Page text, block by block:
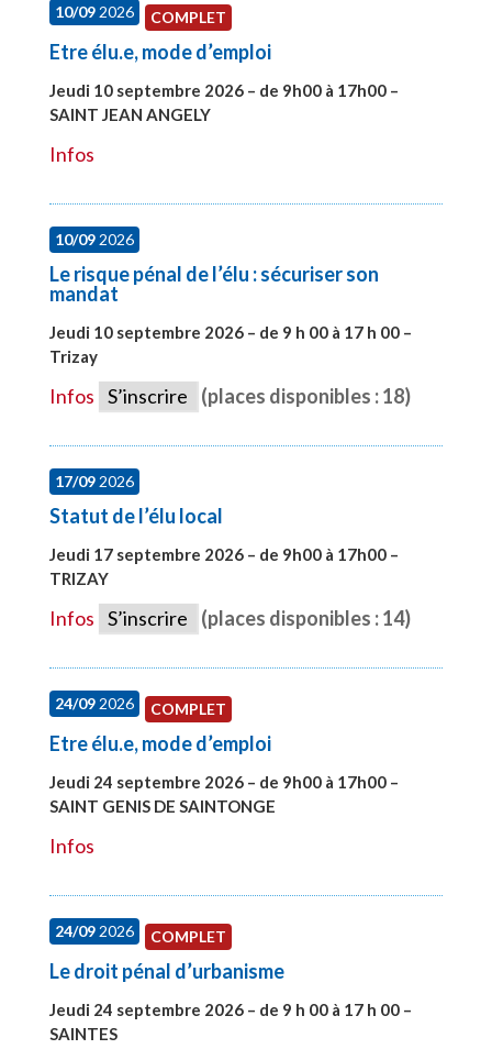
10/092026 COMPLET
Etre élu.e, mode d’emploi
Jeudi 10 septembre 2026 – de 9h00 à 17h00 –
SAINT JEAN ANGELY
Infos
10/092026
Le risque pénal de l’élu : sécuriser son
mandat
Jeudi 10 septembre 2026 – de 9 h 00 à 17 h 00 –
Trizay
Infos S’inscrire (places disponibles : 18)
17/092026
Statut de l’élu local
Jeudi 17 septembre 2026 – de 9h00 à 17h00 –
TRIZAY
Infos S’inscrire (places disponibles : 14)
24/092026 COMPLET
Etre élu.e, mode d’emploi
Jeudi 24 septembre 2026 – de 9h00 à 17h00 –
SAINT GENIS DE SAINTONGE
Infos
24/092026 COMPLET
Le droit pénal d’urbanisme
Jeudi 24 septembre 2026 – de 9 h 00 à 17 h 00 –
SAINTES